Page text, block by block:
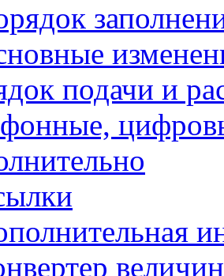
подачи и